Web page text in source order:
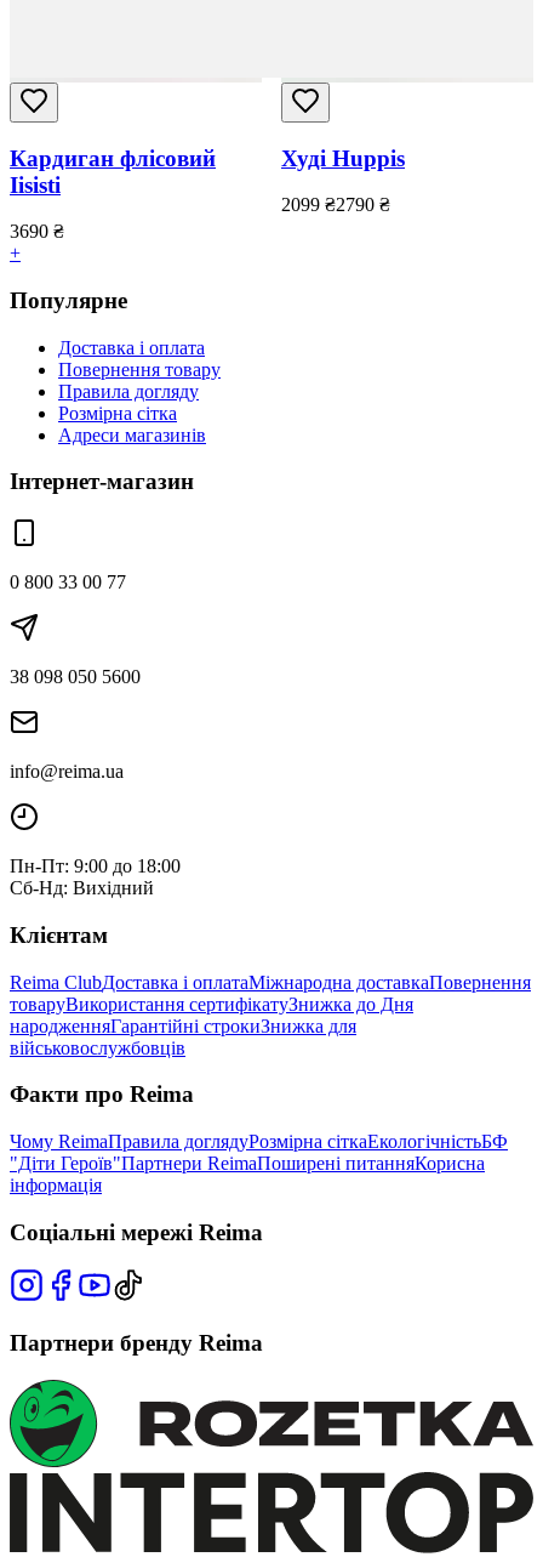
Кардиган флісовий
Iisisti
3690 ₴
+
Худі Huppis
2099 ₴2790 ₴
Популярне
Доставка і оплата
Повернення товару
Правила догляду
Розмірна сітка
Адреси магазинів
Інтернет-магазин
0 800 33 00 77
38 098 050 5600
info@reima.ua
Пн-Пт: 9:00 до 18:00
Сб-Нд: Вихідний
Клієнтам
Reima ClubДоставка і оплатаМіжнародна доставкаПовернення
товаруВикористання сертифікатуЗнижка до Дня
народженняГарантійні строкиЗнижка для
військовослужбовців
Факти про Reima
Чому ReimaПравила доглядуРозмірна сіткаЕкологічністьБФ
"Діти Героїв"Партнери ReimaПоширені питанняКорисна
інформація
Соціальні мережі Reima
Партнери бренду Reima